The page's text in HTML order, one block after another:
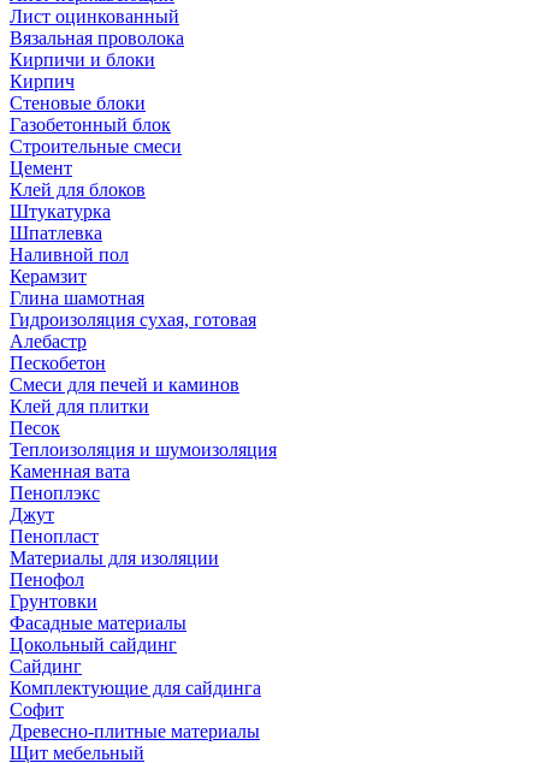
Лист оцинкованный
Вязальная проволока
Кирпичи и блоки
Кирпич
Стеновые блоки
Газобетонный блок
Строительные смеси
Цемент
Клей для блоков
Штукатурка
Шпатлевка
Наливной пол
Керамзит
Глина шамотная
Гидроизоляция сухая, готовая
Алебастр
Пескобетон
Смеси для печей и каминов
Клей для плитки
Песок
Теплоизоляция и шумоизоляция
Каменная вата
Пеноплэкс
Джут
Пенопласт
Материалы для изоляции
Пенофол
Грунтовки
Фасадные материалы
Цокольный сайдинг
Сайдинг
Комплектующие для сайдинга
Софит
Древесно-плитные материалы
Щит мебельный